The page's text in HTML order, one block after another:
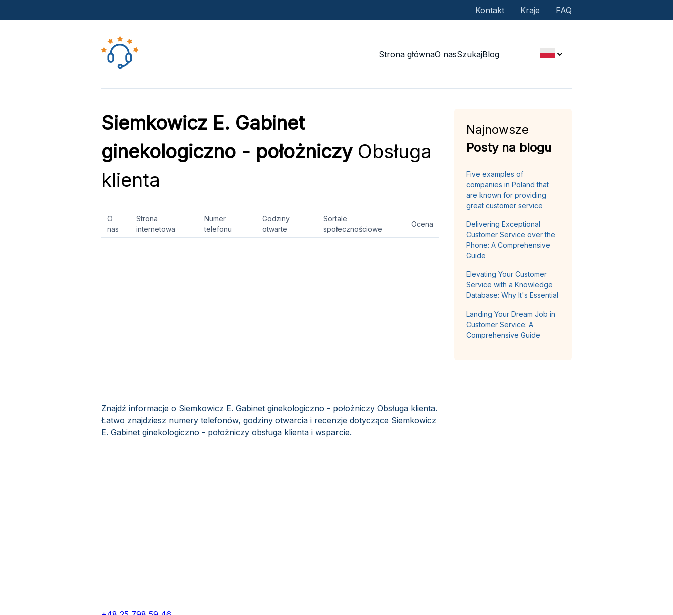
Kontakt Kraje FAQ
Strona głównaO nasSzukajBlog
Siemkowicz E. Gabinet
ginekologiczno - położniczyObsługa
klienta
O
nas
Strona
internetowa
Numer
telefonu
Godziny
otwarte
Sortale
społecznościowe
Ocena
Znajdź informacje o Siemkowicz E. Gabinet ginekologiczno - położniczy Obsługa klienta.
Łatwo znajdziesz numery telefonów, godziny otwarcia i recenzje dotyczące Siemkowicz
E. Gabinet ginekologiczno - położniczy obsługa klienta i wsparcie.
Najnowsze
Posty na blogu
Five examples of
companies in Poland that
are known for providing
great customer service
Delivering Exceptional
Customer Service over the
Phone: A Comprehensive
Guide
Elevating Your Customer
Service with a Knowledge
Database: Why It's Essential
Landing Your Dream Job in
Customer Service: A
Comprehensive Guide